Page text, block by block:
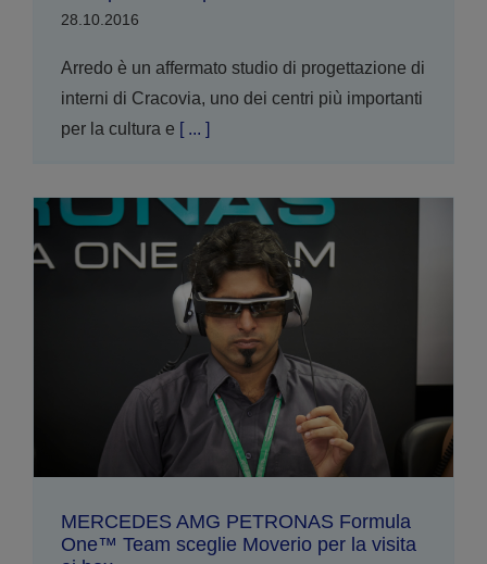
28.10.2016
Arredo è un affermato studio di progettazione di
interni di Cracovia, uno dei centri più importanti
per la cultura e [ ... ]
MERCEDES AMG PETRONAS Formula
One™ Team sceglie Moverio per la visita